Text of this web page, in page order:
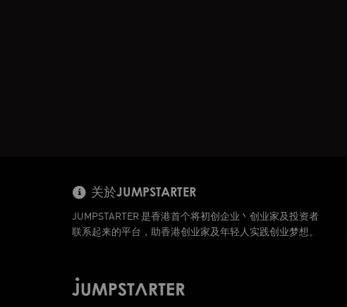
关於JUMPSTARTER
JUMPSTARTER 是香港首个将初创企业丶创业家及投资者
联系起来的平台，助香港创业家及年轻人实践创业梦想。